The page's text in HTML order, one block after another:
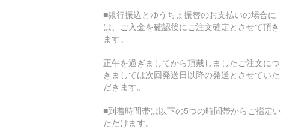
■銀行振込とゆうちょ振替のお支払いの場合に
は、ご入金を確認後にご注文確定とさせて頂き
ます。
正午を過ぎましてから頂戴しましたご注文につ
きましては次回発送日以降の発送とさせていた
だきます。
■到着時間帯は以下の5つの時間帯からご指定い
ただけます。